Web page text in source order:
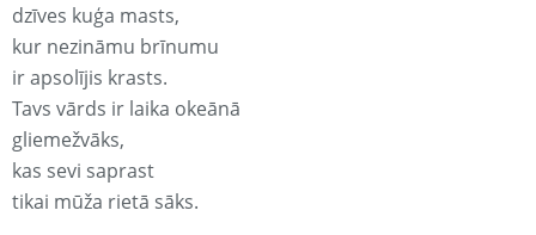
dzīves kuģa masts,
kur nezināmu brīnumu
ir apsolījis krasts.
Tavs vārds ir laika okeānā
gliemežvāks,
kas sevi saprast
tikai mūža rietā sāks.